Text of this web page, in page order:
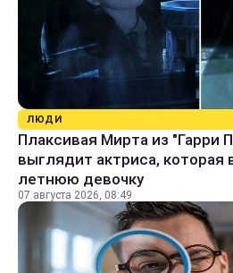
ЛЮДИ
Плаксивая Мирта из "Гарри
выглядит актриса, которая
летнюю девочку
07 августа 2026, 08:49